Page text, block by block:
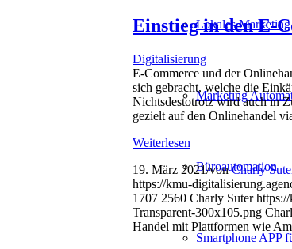
Lokales Marketing
Marketing
Büroautomation
Smartphone APP
Einstieg in den E-
Digitalisierung
E-Commerce und der
sich gebracht, welche die
Nichtsdestotrotz wird auch in
gezielt auf den Onlinehandel
Weiterlesen
19. März 2021/vonCharly
https://kmu-
1707 2560 Charly Suter
Transparent-300x105.png
Handel mit Plattformen wie